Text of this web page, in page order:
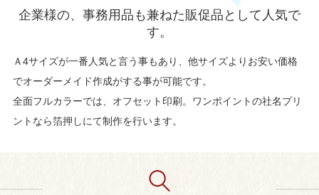
企業様の、事務用品も兼ねた販促品として人気で
す。
Ａ4サイズが一番人気と言う事もあり、他サイズよりお安い価格
でオーダーメイド作成がする事が可能です。
全面フルカラーでは、オフセット印刷。ワンポイントの社名プリ
ントなら箔押しにて制作を行います。